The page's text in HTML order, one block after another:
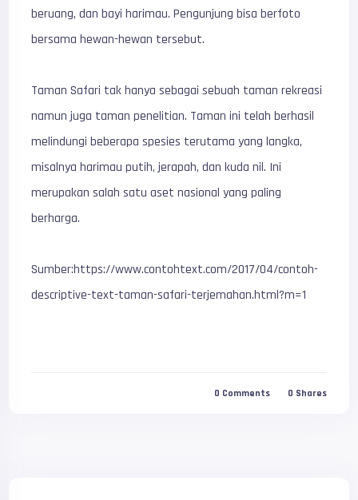
beruang, dan bayi harimau. Pengunjung bisa berfoto
bersama hewan-hewan tersebut.
Taman Safari tak hanya sebagai sebuah taman rekreasi
namun juga taman penelitian. Taman ini telah berhasil
melindungi beberapa spesies terutama yang langka,
misalnya harimau putih, jerapah, dan kuda nil. Ini
merupakan salah satu aset nasional yang paling
berharga.
Sumber:https://www.contohtext.com/2017/04/contoh-
descriptive-text-taman-safari-terjemahan.html?m=1
0 Comments 0 Shares